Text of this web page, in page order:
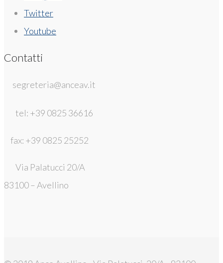
Twitter
Youtube
Contatti
segreteria@anceav.it
tel: +39 0825 36616
fax: +39 0825 25252
Via Palatucci 20/A
83100 – Avellino